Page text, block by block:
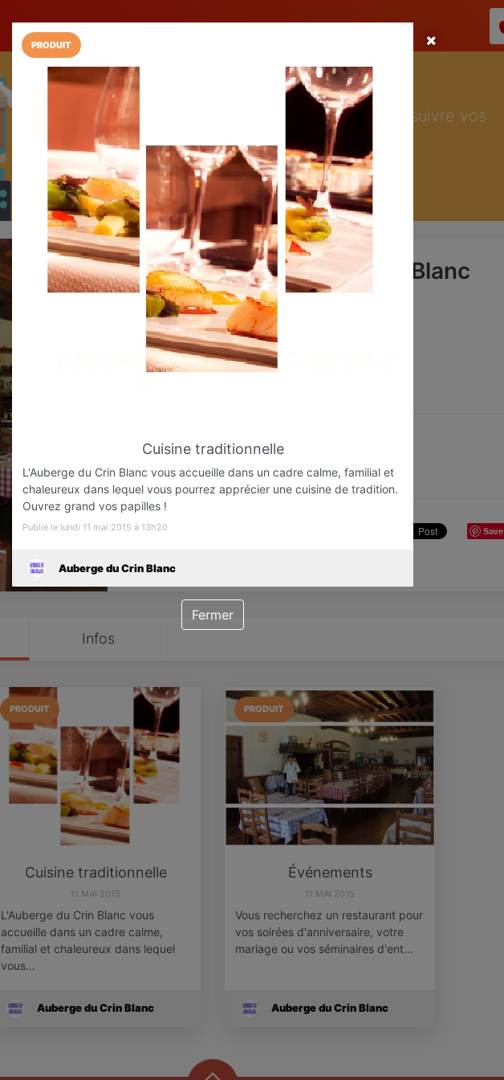
Installez l'App LaCarte
Téléchargez gratuitement l'app LaCarte pour suivre vos
commerces favoris et ne rien rater !
Télécharger Plus tard
Auberge du Crin Blanc
Cuisine traditionnelle
Lézigneux
Favori Contacter
Ouvre dès 10:30
Save
Infos
PRODUIT
Cuisine traditionnelle
11 MAI 2015
L'Auberge du Crin Blanc vous
accueille dans un cadre calme,
familial et chaleureux dans lequel
vous…
Auberge du Crin Blanc
PRODUIT
Événements
11 MAI 2015
Vous recherchez un restaurant pour
vos soirées d'anniversaire, votre
mariage ou vos séminaires d'ent…
Auberge du Crin Blanc
PRODUIT
Cuisine traditionnelle
L'Auberge du Crin Blanc vous accueille dans un cadre calme, familial et
chaleureux dans lequel vous pourrez apprécier une cuisine de tradition.
Ouvrez grand vos papilles !
Publié le lundi 11 mai 2015 à 13h20
Auberge du Crin Blanc
Fermer